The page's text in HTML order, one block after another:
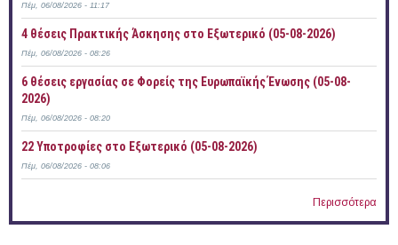
Πέμ, 06/08/2026 - 11:17
4 θέσεις Πρακτικής Άσκησης στο Εξωτερικό (05-08-2026)
Πέμ, 06/08/2026 - 08:26
6 θέσεις εργασίας σε Φορείς της Ευρωπαϊκής Ένωσης (05-08-
2026)
Πέμ, 06/08/2026 - 08:20
22 Υποτροφίες στο Εξωτερικό (05-08-2026)
Πέμ, 06/08/2026 - 08:06
Περισσότερα